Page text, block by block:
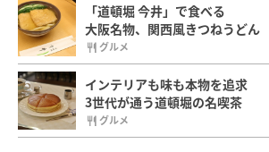
「道頓堀 今井」で食べる
大阪名物、関西風きつねうどん
グルメ
インテリアも味も本物を追求
3世代が通う道頓堀の名喫茶
グルメ